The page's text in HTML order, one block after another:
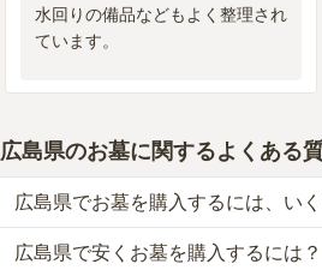
水回りの備品などもよく整理され
ています。
広島県のお墓に関するよくある
広島県でお墓を購入するには、い
広島県での購入費用の目安は、一般墓が
広島県で安くお墓を購入するには？